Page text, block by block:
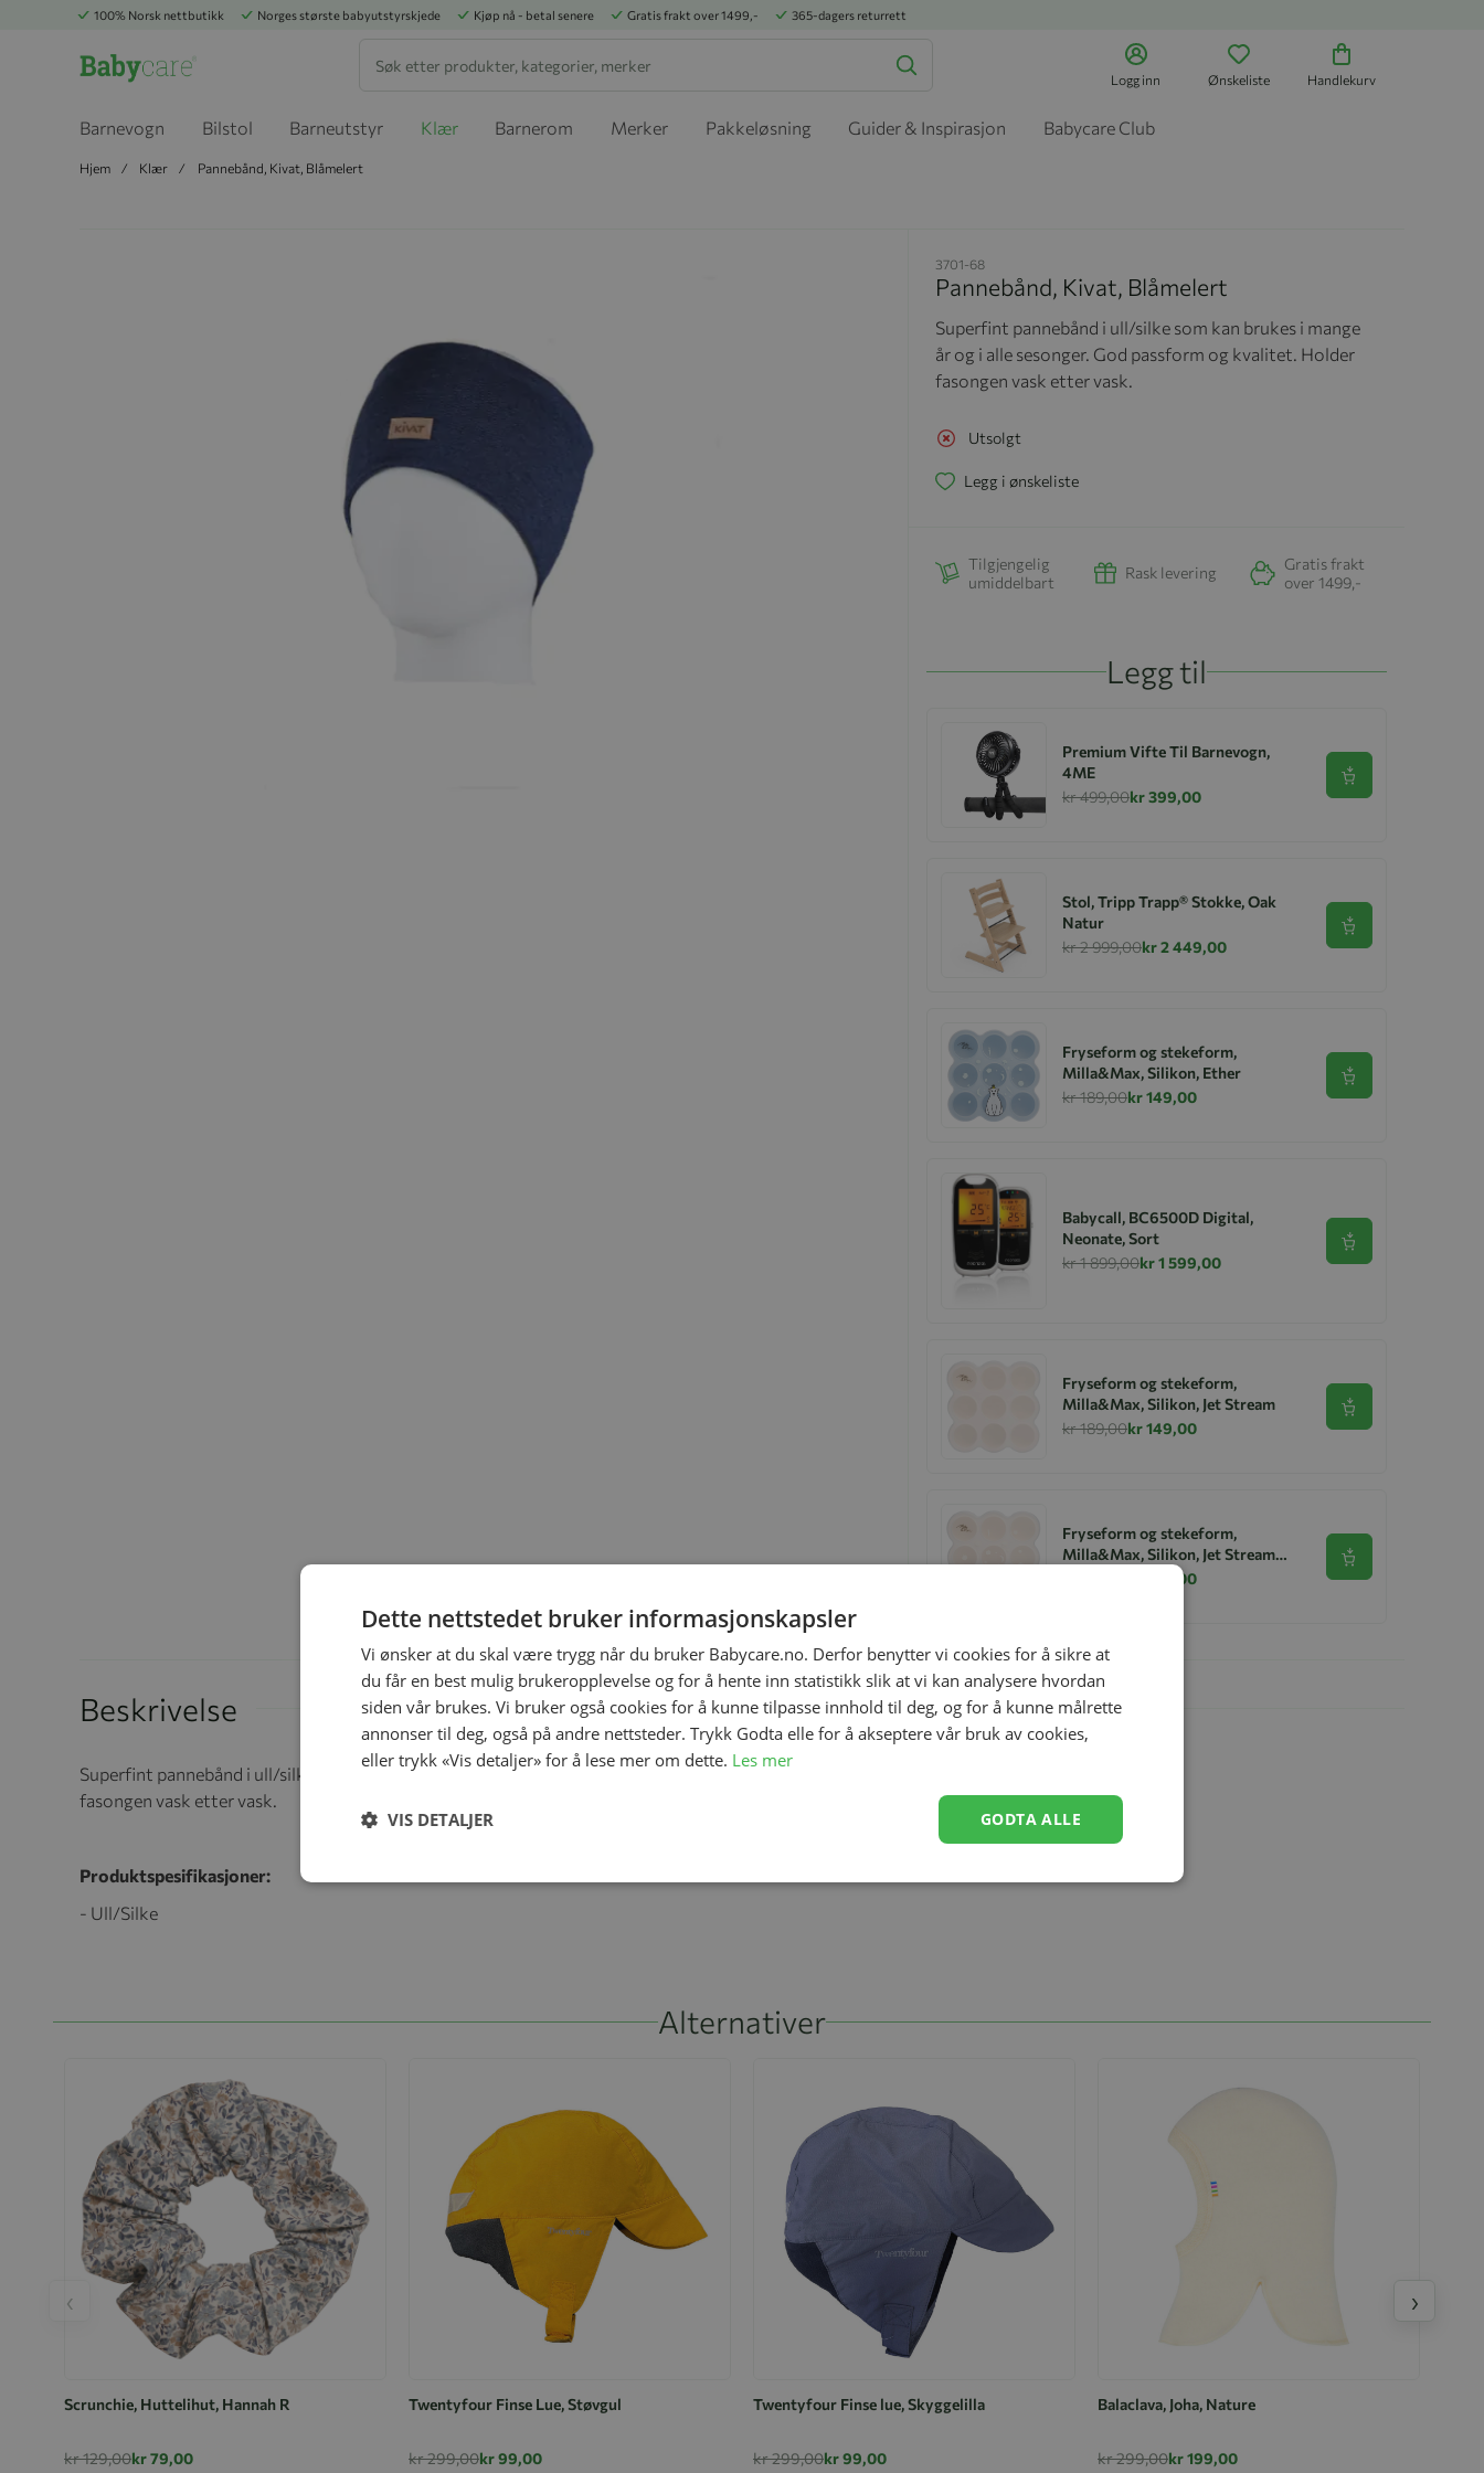
100% Norsk nettbutikk Norges største babyutstyrskjede Kjøp nå - betal senere Gratis frakt over 1499,- 365-dagers returrett
Logg inn Ønskeliste Handlekurv
Barnevogn Bilstol Barneutstyr Klær Barnerom Merker Pakkeløsning Guider & Inspirasjon Babycare Club
Hjem Klær Pannebånd, Kivat, Blåmelert
3701-68
Pannebånd, Kivat, Blåmelert
Superfint pannebånd i ull/silke som kan brukes i mange
år og i alle sesonger. God passform og kvalitet. Holder
fasongen vask etter vask.
Utsolgt
Legg i ønskeliste
Tilgjengelig
umiddelbart
Rask levering
Gratis frakt
over 1499,-
Legg til
Premium Vifte Til Barnevogn,
4ME
kr 499,00kr 399,00
Se produkt
Stol, Tripp Trapp® Stokke, Oak
Natur
kr 2 999,00kr 2 449,00
Se produkt
Fryseform og stekeform,
Milla&Max, Silikon, Ether
kr 189,00kr 149,00
Se produkt
Babycall, BC6500D Digital,
Neonate, Sort
kr 1 899,00kr 1 599,00
Se produkt
Fryseform og stekeform,
Milla&Max, Silikon, Jet Stream
kr 189,00kr 149,00
Se produkt
Fryseform og stekeform,
Milla&Max, Silikon, Jet Stream
kr 149,00
Se produkt
Beskrivelse
Superfint pannebånd i ull/silke som kan brukes i mange år og i alle sesonger. God passform og kvalitet. Holder
fasongen vask etter vask.
Produktspesifikasjoner:
- Ull/Silke
Alternativer
Scrunchie, Huttelihut, Hannah R
kr 129,00kr 79,00
Twentyfour Finse Lue, Støvgul
kr 299,00kr 99,00
Twentyfour Finse lue, Skyggelilla
kr 299,00kr 99,00
Balaclava, Joha, Nature
kr 299,00kr 199,00
‹ ›
Dette nettstedet bruker informasjonskapsler
Vi ønsker at du skal være trygg når du bruker Babycare.no. Derfor benytter vi cookies for å sikre at
du får en best mulig brukeropplevelse og for å hente inn statistikk slik at vi kan analysere hvordan
siden vår brukes. Vi bruker også cookies for å kunne tilpasse innhold til deg, og for å kunne målrette
annonser til deg, også på andre nettsteder. Trykk Godta elle for å akseptere vår bruk av cookies,
eller trykk «Vis detaljer» for å lese mer om dette. Les mer
GODTA ALLE
VIS DETALJER